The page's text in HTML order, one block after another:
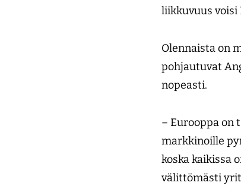
liikkuvuus voisi
Olennaista on
pohjautuvat
nopeasti.
– Eurooppa on
markkinoille
koska kaikissa
välittömästi